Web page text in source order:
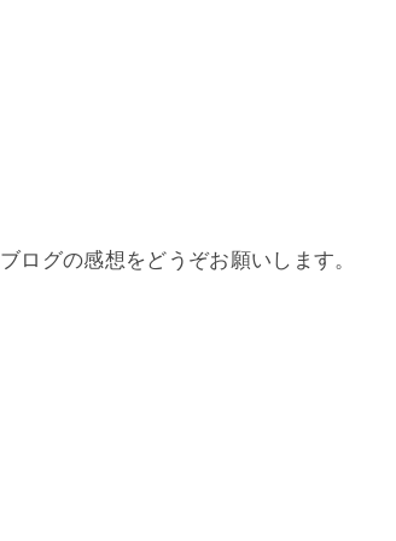
ブログの感想をどうぞお願いします。